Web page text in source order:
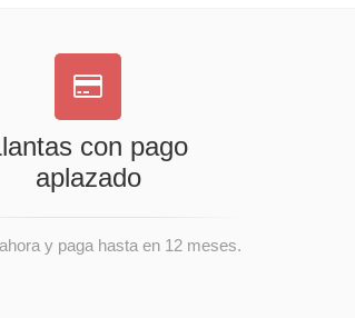
con pago
aplazado
y paga hasta en 12 meses.